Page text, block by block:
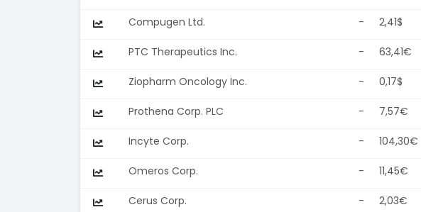
Compugen Ltd. - 2,41$
PTC Therapeutics Inc. - 63,41€
Ziopharm Oncology Inc. - 0,17$
Prothena Corp. PLC - 7,57€
Incyte Corp. - 104,30€
Omeros Corp. - 11,45€
Cerus Corp. - 2,03€